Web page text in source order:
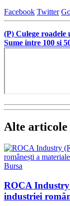
Facebook Twitter
(P) Culege
Sume intre 100 si
Alte articole
Bursa
ROCA Industry
industriei